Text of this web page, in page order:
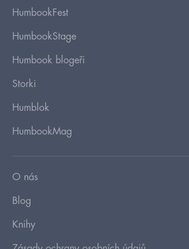
HumbookFest
HumbookStage
Humbook blogeři
Storki
Humblok
HumbookMag
O nás
Blog
Knihy